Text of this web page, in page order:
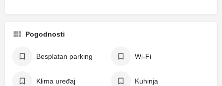
Pogodnosti
Besplatan parking Wi-Fi
Klima uređaj Kuhinja